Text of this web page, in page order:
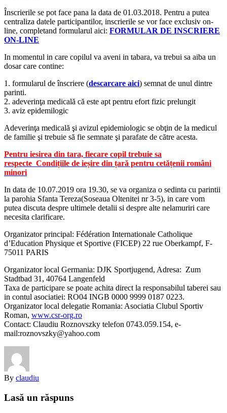
Înscrierile se pot face pana la data de 01.03.2018. Pentru a putea
centraliza datele participantilor, inscrierile se vor face exclusiv on-
line, completand formularul aici: FORMULAR DE INSCRIERE
ON-LINE
In momentul in care copilul va aveni in tabara, va trebui sa aiba un
dosar care contine:
1. formularul de înscriere (descarcare aici) semnat de unul dintre
parinti.
2. adeverinţa medicală că este apt pentru efort fizic prelungit
3. aviz epidemilogic
Adeverinţa medicală şi avizul epidemiologic se obţin de la medicul
de familie şi trebuie să fie semnate şi parafate de către acesta.
Pentru iesirea din tara, fiecare copil trebuie sa
respecte Condițiile de ieșire din țară pentru cetățenii români
minori
In data de 10.07.2019 ora 19.30, se va organiza o sedinta cu parintii
la parohia Sfanta Tereza(Soseaua Oltenitei nr 3-5), in care vom
putea discuta despre ultimele detalii si despre alte nelamuriri care
necesita clarificare.
Organizator principal: Fédération Internationale Catholique
d’Education Physique et Sportive (FICEP) 22 rue Oberkampf, F-
75011 PARIS
Organizator local Germania: DJK Sportjugend, Adresa: Zum
Stadtbad 31, 40764 Langenfeld
Taxa de participare se poate achita direct la responsabilul taberei sau
in contul asociatiei: RO04 INGB 0000 9999 0187 0223.
Organizator local delegatie Romania: Asociatia Clubul Sportiv
Roman, www.csr-org.ro
Contact: Claudiu Roznovszky telefon 0743.059.154, e-
mail:roznovszky@yahoo.com
By claudiu
Lasă un răspuns